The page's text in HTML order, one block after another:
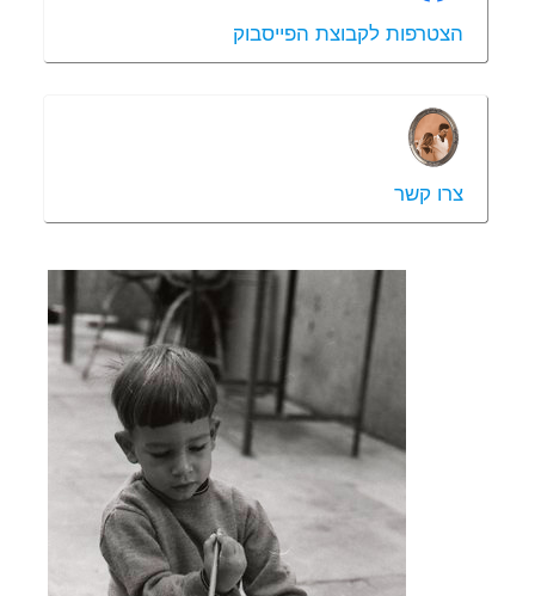
הצטרפות לקבוצת הפייסבוק
צרו קשר